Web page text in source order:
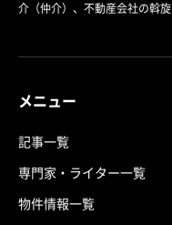
介（仲介）、不動産会社の斡
メニュー
記事一覧
専門家・ライター一覧
物件情報一覧